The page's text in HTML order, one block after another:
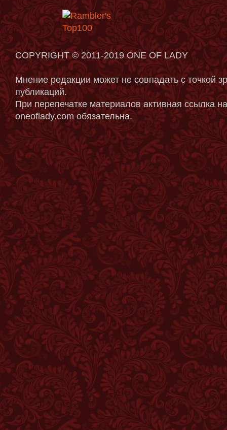
COPYRIGHT © 2011-2019 ONE OF LADY
Мнение редакции может не совпадать с точкой
публикаций.
При перепечатке материалов активная ссылка
oneoflady.com обязательна.